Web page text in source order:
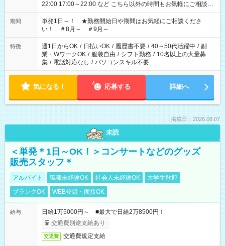
22:00 17:00～22:00 など こちら以外の時間もお気軽にご相談く
ださい！
期間
単発1日～！ ★勤務開始日や期間はお気軽にご相談くださ
い！ ＃8月～ ＃9月～
特徴 週1日からOK / 日払いOK / 履歴書不要 / 40～50代活躍中 / 副
業・WワークOK / 服装自由 / シフト勤務 / 10名以上の大量募
集 / 電話対応なし / パソコンスキル不要
気になる！ 応募する 詳細へ
掲載日：2026.08.07
未読
＜単発＊1日～OK！＞コンサートなどのグッズ
販売スタッフ＊
アルバイト 職種未経験OK 社会人未経験OK
大学生歓迎
ブランクOK
WEB登録・面接OK
給与
日給1万5000円～ ■最大で日給2万8500円！
交通費別途支給あり
交通費 交通費規定支給